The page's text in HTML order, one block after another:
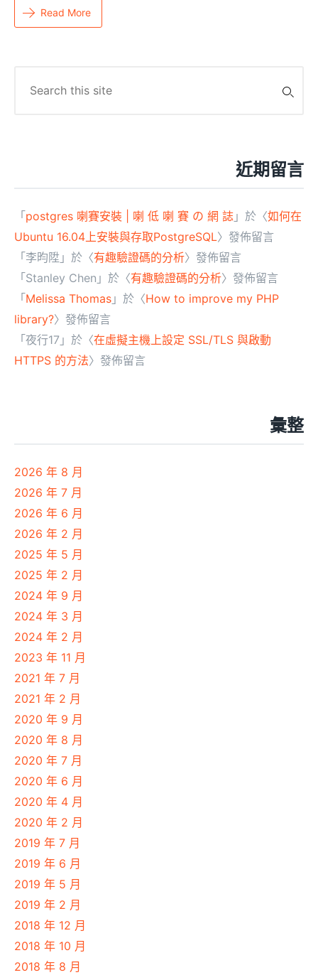
Read More
for:
近期留言
「 postgres 喇賽安裝 | 喇 低 喇 賽 の 網 誌 」於〈如何在
Ubuntu 16.04上安裝與存取PostgreSQL〉發佈留言
「 李昀陞 」於〈有趣驗證碼的分析〉發佈留言
「 Stanley Chen 」於〈有趣驗證碼的分析〉發佈留言
「 Melissa Thomas 」於〈How to improve my PHP
library?〉發佈留言
「 夜行17 」於〈在虛擬主機上設定 SSL/TLS 與啟動
HTTPS 的方法〉發佈留言
彙整
2026 年 8 月
2026 年 7 月
2026 年 6 月
2026 年 2 月
2025 年 5 月
2025 年 2 月
2024 年 9 月
2024 年 3 月
2024 年 2 月
2023 年 11 月
2021 年 7 月
2021 年 2 月
2020 年 9 月
2020 年 8 月
2020 年 7 月
2020 年 6 月
2020 年 4 月
2020 年 2 月
2019 年 7 月
2019 年 6 月
2019 年 5 月
2019 年 2 月
2018 年 12 月
2018 年 10 月
2018 年 8 月